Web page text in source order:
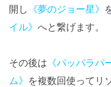
開し 《夢のジョー星》
イル》 へと繋げます。
その後は 《パッパラパ
ム》 を複数回使ってリ